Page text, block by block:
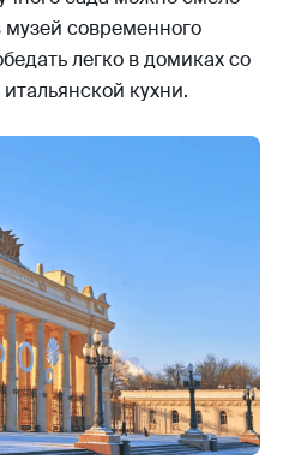
современного
легко в домиках со
кухни.